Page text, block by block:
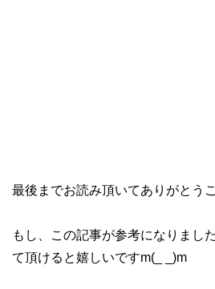
最後までお読み頂いてありがとう
もし、この記事が参考になりまし
て頂けると嬉しいですm(_ _)m